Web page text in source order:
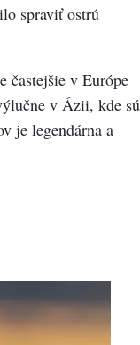
spraviť ostrú
častejšie v Európe
v Ázii, kde sú
je legendárna a